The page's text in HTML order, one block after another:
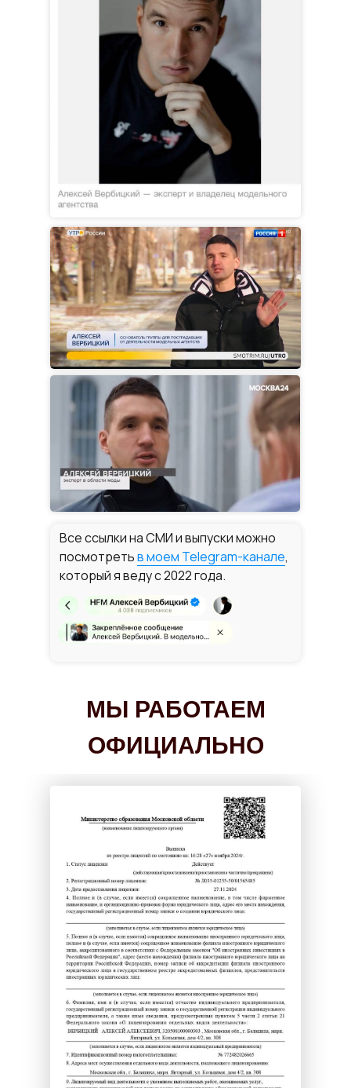
Все ссылки на СМИ и выпуски можно
посмотретьв моем Telegram-канале,
который я веду с 2022 года.
МЫ РАБОТАЕМ
ОФИЦИАЛЬНО
УСПЕЙ ВОЙТИ В НОВУЮ
ЖИЗНЬ ПО СТАРТОВОЙ ЦЕНЕ.
ЗАБРОНИРОВАТЬ МЕСТО ЗА 6 000 ₽
Цена 6 000 ₽ действует только 3
Осталось мест: 9 из 20